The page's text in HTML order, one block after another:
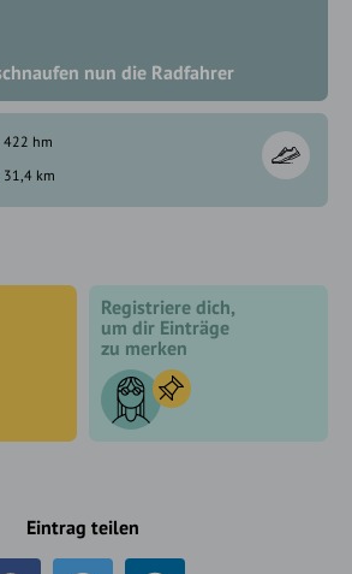
nun die Radfahrer
422 hm
31,4 km
Registriere dich,
um dir Einträge
zu merken
Eintrag teilen